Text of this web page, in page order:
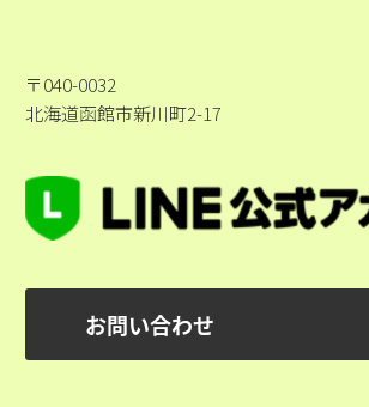
〒040-0032
北海道函館市新川町2-17
お問い合わせ